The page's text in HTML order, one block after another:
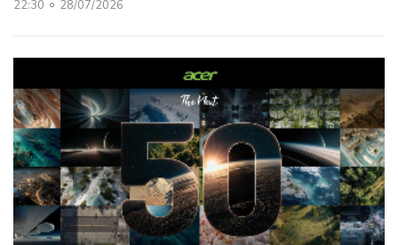
22:30 28/07/2026